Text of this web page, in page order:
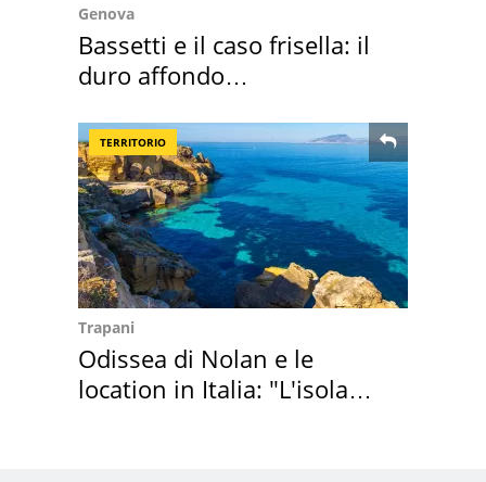
Genova
Bassetti e il caso frisella: il
duro affondo
TERRITORIO
Trapani
Odissea di Nolan e le
location in Italia: "L'isola